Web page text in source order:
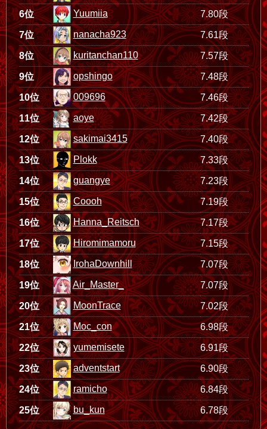
6位 Yuumiia 7.80段
7位 nanacha923 7.61段
8位 kuritanchan110 7.57段
9位 opshingo 7.48段
10位 009696 7.46段
11位 aoye 7.42段
12位 sakimai3415 7.40段
13位 Plokk 7.33段
14位 guangye 7.23段
15位 Coooh 7.19段
16位 Hanna_Reitsch 7.17段
17位 Hiromimamoru 7.15段
18位 IrohaDownhill 7.07段
19位 Air_Master_ 7.07段
20位 MoonTrace 7.02段
21位 Moc_con 6.98段
22位 yumemisete 6.91段
23位 adventstart 6.90段
24位 ramicho 6.84段
25位 bu_kun 6.78段